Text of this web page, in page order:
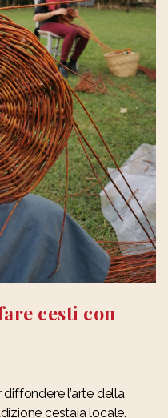
cesti con
l’arte della
cestaia locale.